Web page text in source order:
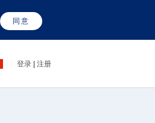
同意
登录 注册